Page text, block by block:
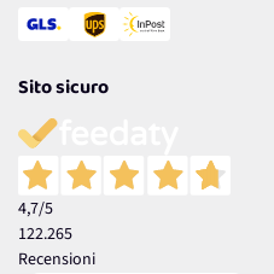
Sito sicuro
4,7/5
122.265
Recensioni